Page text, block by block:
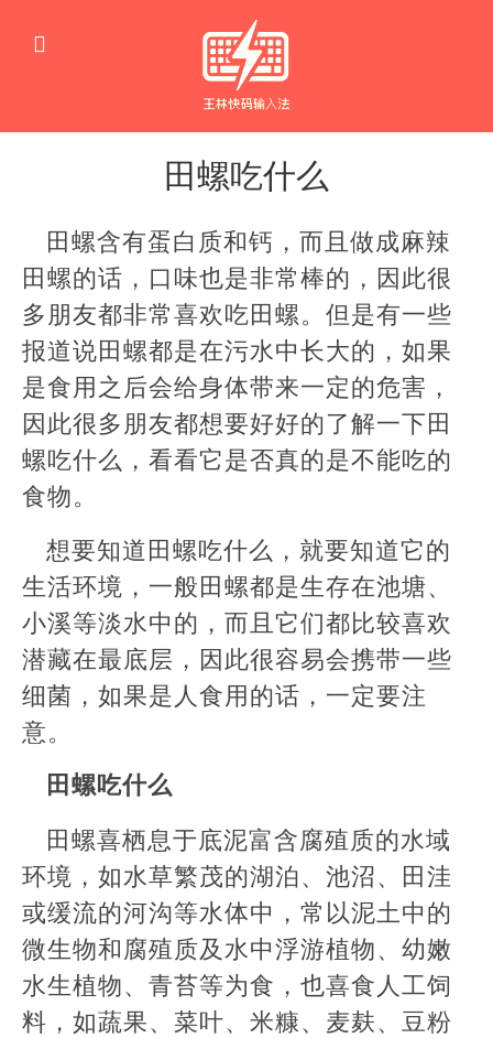
田螺吃什么
窍
门
田螺含有蛋白质和钙，而且做成麻辣
田螺的话，口味也是非常棒的，因此很
多朋友都非常喜欢吃田螺。但是有一些
报道说田螺都是在污水中长大的，如果
是食用之后会给身体带来一定的危害，
因此很多朋友都想要好好的了解一下田
螺吃什么，看看它是否真的是不能吃的
食物。
想要知道田螺吃什么，就要知道它的
生活环境，一般田螺都是生存在池塘、
小溪等淡水中的，而且它们都比较喜欢
潜藏在最底层，因此很容易会携带一些
细菌，如果是人食用的话，一定要注
意。
田螺吃什么
田螺喜栖息于底泥富含腐殖质的水域
环境，如水草繁茂的湖泊、池沼、田洼
或缓流的河沟等水体中，常以泥土中的
微生物和腐殖质及水中浮游植物、幼嫩
水生植物、青苔等为食，也喜食人工饲
料，如蔬果、菜叶、米糠、麦麸、豆粉